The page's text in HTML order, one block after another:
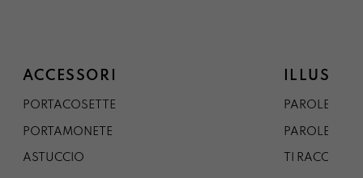
ACCESSORI
PORTACOSETTE
PORTAMONETE
ASTUCCIO
PAROLE DAL
PAROLE DA
TI